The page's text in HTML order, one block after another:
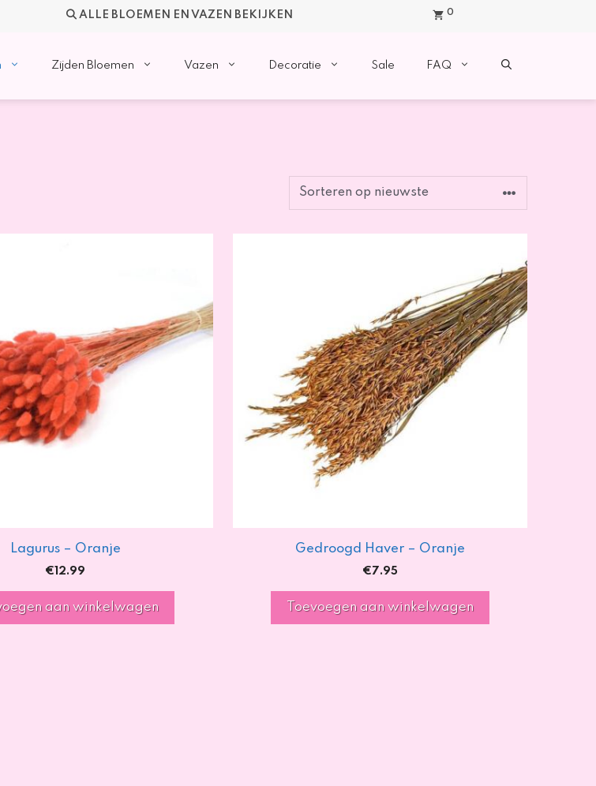
ALLE BLOEMEN EN VAZEN BEKIJKEN 0
Zijden Bloemen Vazen Decoratie Sale FAQ
Lagurus – Oranje
€ 12.99
aan winkelwagen
Gedroogd Haver – Oranje
€7.95
Toevoegen aan winkelwagen